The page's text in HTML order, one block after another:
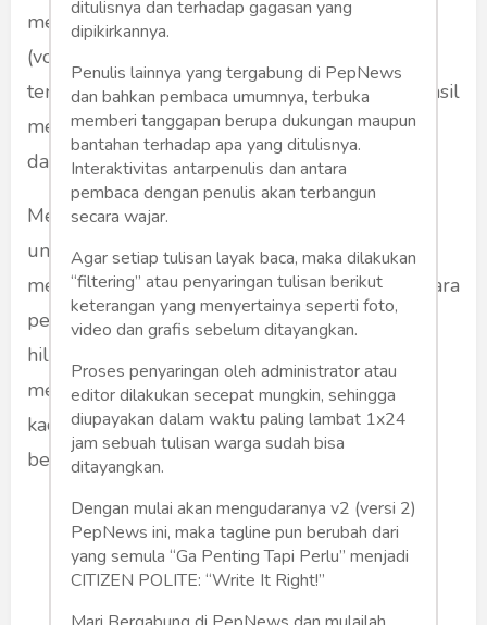
membaktikan diri menjadi sukarelawan
(volunteers) menemukan jenazah korban
tenggelam. Selama dua dekade, mereka berhasil
menemukan 120 korban tenggelam di danau
dan bendungan (reservoir) di AS dan Kanada.
Mereka menggunakan perlengkapan sonar
untuk mendeteksi korban tenggelam dan
menjalankan boat yang menarik alat sonar secara
pelan-pelan (lebih lambat dari berjalan kaki)
hilir mudik di area sungai/danau yang dicurigai
menjadi lokasi tenggelamnya korban. Kadang-
kadang pekerjaan yang membosankan ini bisa
berlangsung berminggu-minggu.
Pernah mereka berhasil
menemukan jenazah korban
tenggelam yang tergeletak di
ditulisnya dan terhadap gagasan yang
dipikirkannya.
Penulis lainnya yang tergabung di PepNews
dan bahkan pembaca umumnya, terbuka
memberi tanggapan berupa dukungan maupun
bantahan terhadap apa yang ditulisnya.
Interaktivitas antarpenulis dan antara
pembaca dengan penulis akan terbangun
secara wajar.
Agar setiap tulisan layak baca, maka dilakukan
“filtering” atau penyaringan tulisan berikut
keterangan yang menyertainya seperti foto,
video dan grafis sebelum ditayangkan.
Proses penyaringan oleh administrator atau
editor dilakukan secepat mungkin, sehingga
diupayakan dalam waktu paling lambat 1x24
jam sebuah tulisan warga sudah bisa
ditayangkan.
Dengan mulai akan mengudaranya v2 (versi 2)
PepNews ini, maka tagline pun berubah dari
yang semula “Ga Penting Tapi Perlu” menjadi
CITIZEN POLITE: “Write It Right!”